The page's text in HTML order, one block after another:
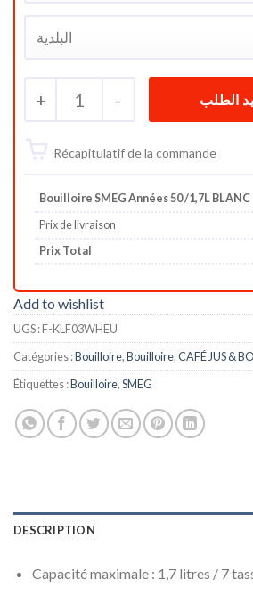
+ 1 -
Récapitulatif de la commande
Bouilloire SMEG Années 50 /1,7L BLANC
Prix de livraison
Prix Total
Add to wishlist
UGS :F-KLF03WHEU
Catégories :Bouilloire,Bouilloire,CAFÉ JUS &
Étiquettes :Bouilloire,SMEG
DESCRIPTION
Capacité maximale : 1,7 litres / 7